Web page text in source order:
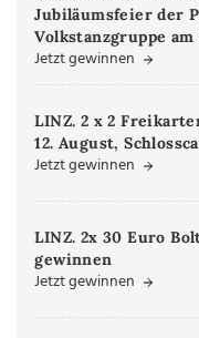
Jubiläumsfeier der
Volkstanzgruppe am
Jetzt gewinnen
LINZ. 2 x 2
12. August,
Jetzt gewinnen
LINZ. 2x 30 Euro
gewinnen
Jetzt gewinnen